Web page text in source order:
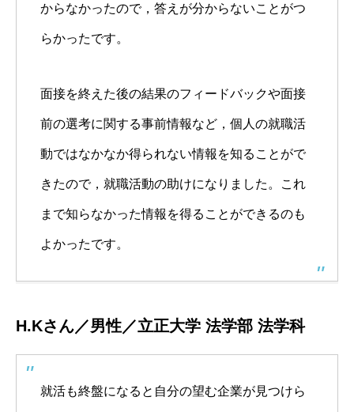
からなかったので，答えが分からないことがつ
らかったです。
面接を終えた後の結果のフィードバックや面接
前の選考に関する事前情報など，個人の就職活
動ではなかなか得られない情報を知ることがで
きたので，就職活動の助けになりました。これ
まで知らなかった情報を得ることができるのも
よかったです。
H.Kさん／男性／立正大学 法学部 法学科
就活も終盤になると自分の望む企業が見つけら